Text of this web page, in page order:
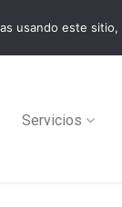
Servicios
usando este